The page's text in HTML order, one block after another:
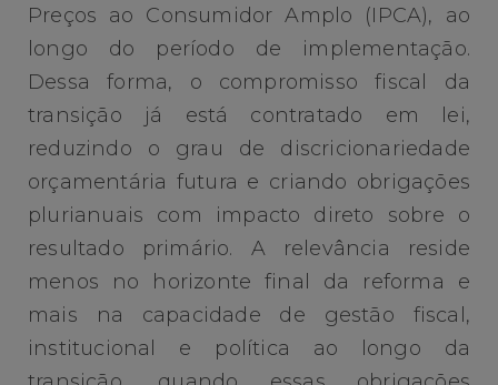
Preços ao Consumidor Amplo (IPCA), ao
longo do período de implementação.
Dessa forma, o compromisso fiscal da
transição já está contratado em lei,
reduzindo o grau de discricionariedade
orçamentária futura e criando obrigações
plurianuais com impacto direto sobre o
resultado primário. A relevância reside
menos no horizonte final da reforma e
mais na capacidade de gestão fiscal,
institucional e política ao longo da